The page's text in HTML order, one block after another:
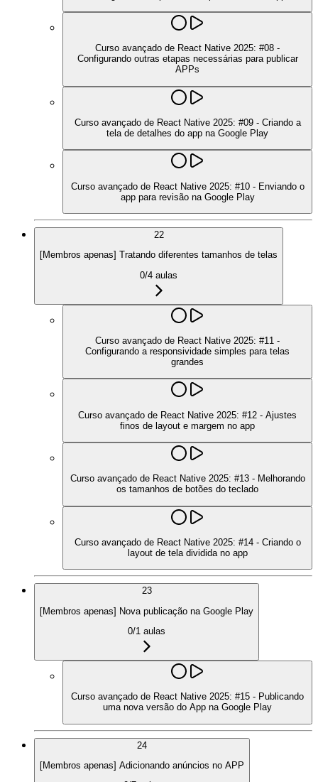
Curso avançado de React Native 2025: #08 -
Configurando outras etapas necessárias para publicar
APPs
Curso avançado de React Native 2025: #09 - Criando a
tela de detalhes do app na Google Play
Curso avançado de React Native 2025: #10 - Enviando o
app para revisão na Google Play
22
[Membros apenas] Tratando diferentes tamanhos de telas
0/4 aulas
Curso avançado de React Native 2025: #11 -
Configurando a responsividade simples para telas
grandes
Curso avançado de React Native 2025: #12 - Ajustes
finos de layout e margem no app
Curso avançado de React Native 2025: #13 - Melhorando
os tamanhos de botões do teclado
Curso avançado de React Native 2025: #14 - Criando o
layout de tela dividida no app
23
[Membros apenas] Nova publicação na Google Play
0/1 aulas
Curso avançado de React Native 2025: #15 - Publicando
uma nova versão do App na Google Play
24
[Membros apenas] Adicionando anúncios no APP